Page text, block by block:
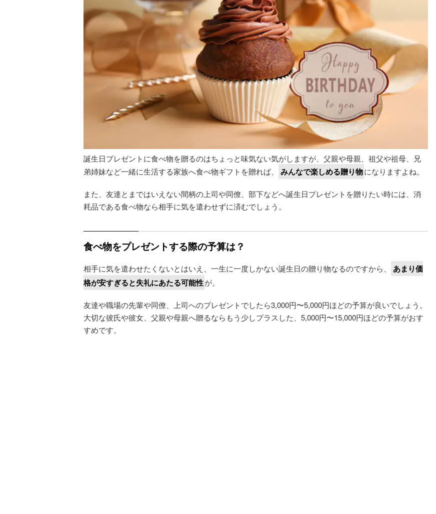
誕生日プレゼントに食べ物を贈るのはちょっと味気ない気がしますが、父親や母親、祖父や祖母、兄
弟姉妹など一緒に生活する家族へ食べ物ギフトを贈れば、
みんなで楽しめる贈り物になりますよね。
また、友達とまではいえない間柄の上司や同僚、部下などへ誕生日プレゼントを贈りたい時には、消
耗品である食べ物なら相手に気を遣わせずに済むでしょう。
食べ物をプレゼントする際の予算は？
相手に気を遣わせたくないとはいえ、一生に一度しかない誕生日の贈り物なるのですから、
あまり価
格が安すぎると失礼にあたる可能性が。
友達や職場の先輩や同僚、上司へのプレゼントでしたら3,000円〜5,000円ほどの予算が良いでしょう。
大切な彼氏や彼女、父親や母親へ贈るならもう少しプラスした、5,000円〜15,000円ほどの予算がおす
すめです。